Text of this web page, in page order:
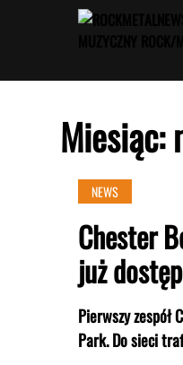
Miesiąc:
NEWS
Chester
już
Pierwszy
Park. Do sieci